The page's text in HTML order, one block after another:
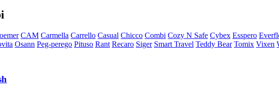
CAM Carmella Carrello Casual Chicco Combi Cozy N Safe Cybex Esspero
Osann Peg-perego Pituso Rant Recaro Siger Smart Travel Teddy Bear Tomix Vixen